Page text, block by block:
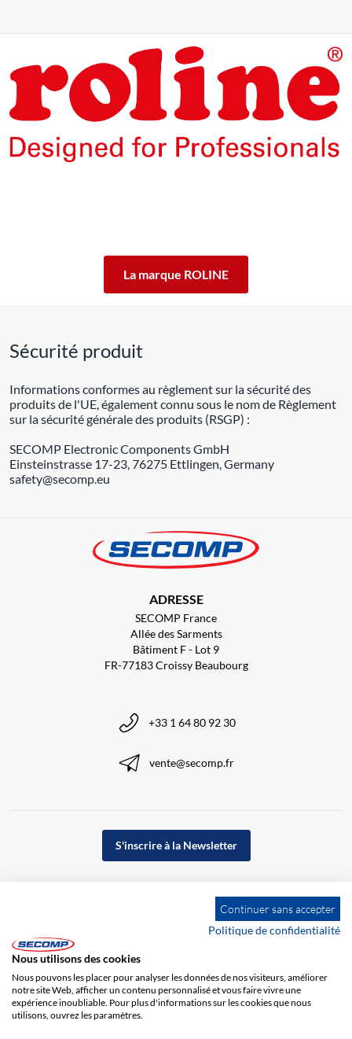
La marque ROLINE
Sécurité produit
Informations conformes au règlement sur la sécurité des
produits de l'UE, également connu sous le nom de Règlement
sur la sécurité générale des produits (RSGP) :
SECOMP Electronic Components GmbH
Einsteinstrasse 17-23, 76275 Ettlingen, Germany
safety@secomp.eu
ADRESSE
SECOMP France
Allée des Sarments
Bâtiment F - Lot 9
FR-77183 Croissy Beaubourg
+33 1 64 80 92 30
vente@secomp.fr
S'inscrire à la Newsletter
Continuer sans accepter
Politique de confidentialité
Nous utilisons des cookies
Nous pouvons les placer pour analyser les données de nos visiteurs, améliorer
notre site Web, afficher un contenu personnalisé et vous faire vivre une
expérience inoubliable. Pour plus d'informations sur les cookies que nous
utilisons, ouvrez les paramètres.